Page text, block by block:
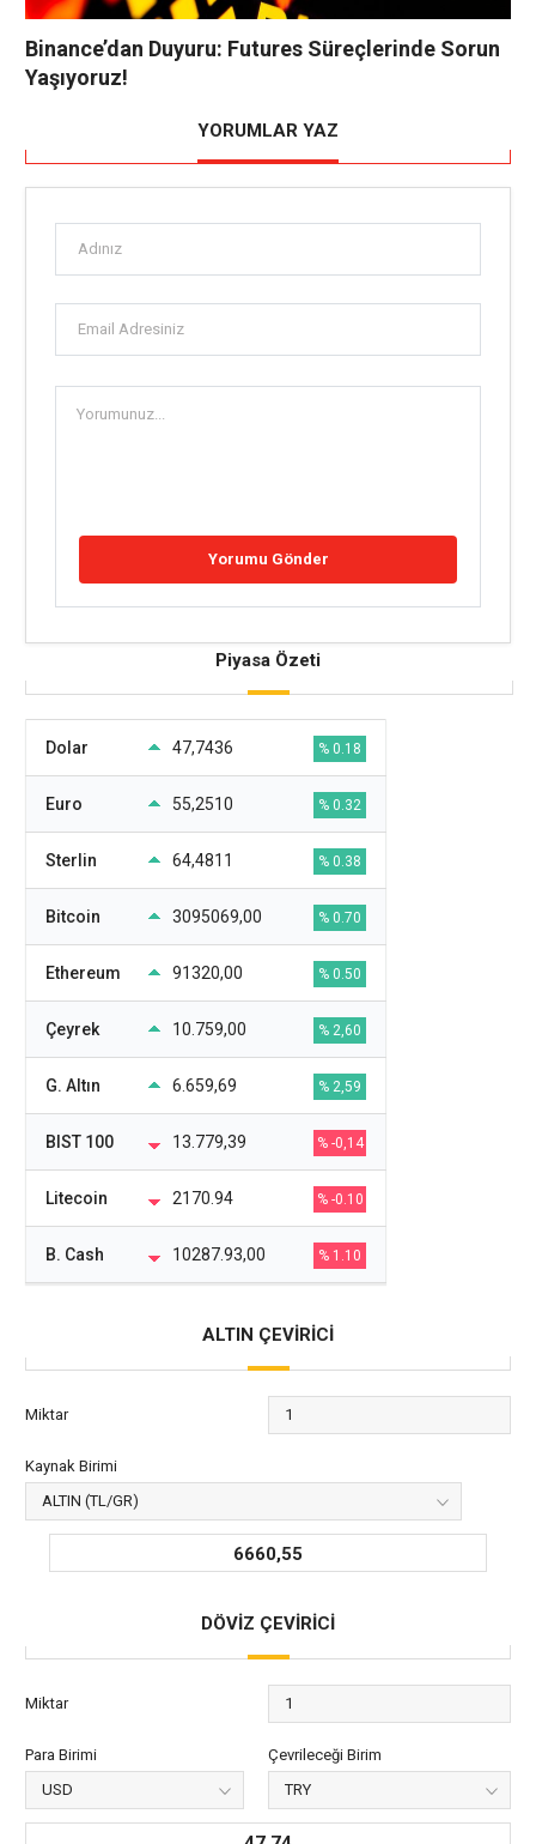
Binance’dan Duyuru: Futures Süreçlerinde Sorun
Yaşıyoruz!
YORUMLAR YAZ
Piyasa Özeti
Dolar 47,7436 % 0.18
Euro 55,2510 % 0.32
Sterlin 64,4811 % 0.38
Bitcoin 3095069,00 % 0.70
Ethereum 91320,00 % 0.50
Çeyrek 10.759,00 % 2,60
G. Altın 6.659,69 % 2,59
BIST 100 13.779,39 % -0,14
Litecoin 2170.94 % -0.10
B. Cash 10287.93,00 % 1.10
ALTIN ÇEVİRİCİ
Miktar
Kaynak Birimi
6660,55
DÖVİZ ÇEVİRİCİ
Miktar
Para Birimi Çevrileceği Birim